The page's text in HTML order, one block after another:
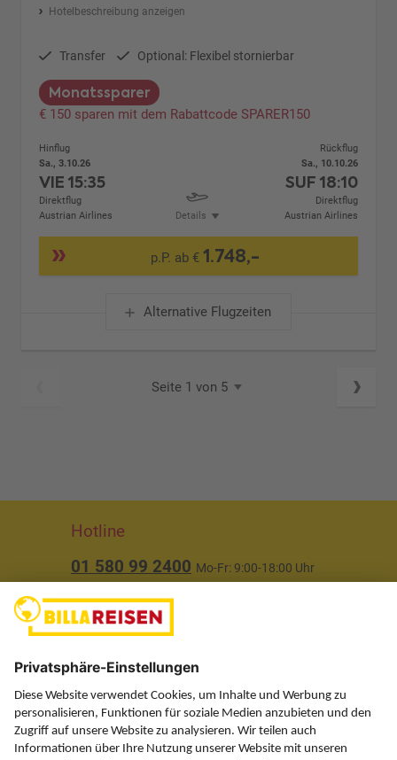
Hotelbeschreibung anzeigen
Transfer Optional: Flexibel stornierbar
Monatssparer
€ 150 sparen mit dem Rabattcode SPARER150
Hinflug
Sa., 3.10.26
VIE15:35
Direktflug
Austrian Airlines
Details
Rückflug
Sa., 10.10.26
SUF 18:10
Direktflug
Austrian Airlines
p.P. ab € 1.748,-
Alternative Flugzeiten
Seite 1 von 5
Hotline
01 580 99 2400 Mo-Fr: 9:00-18:00 Uhr
Über uns
Service
Information
Folgen Sie uns auf